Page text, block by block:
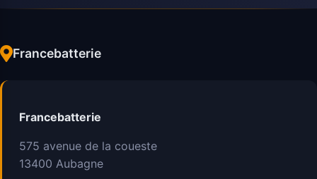
Francebatterie
Francebatterie
575 avenue de la coueste
13400 Aubagne